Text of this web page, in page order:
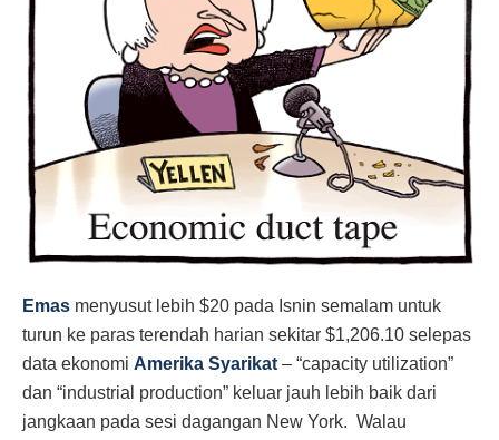
Emas menyusut lebih $20 pada Isnin semalam untuk
turun ke paras terendah harian sekitar $1,206.10 selepas
data ekonomi Amerika Syarikat – “capacity utilization”
dan “industrial production” keluar jauh lebih baik dari
jangkaan pada sesi dagangan New York. Walau